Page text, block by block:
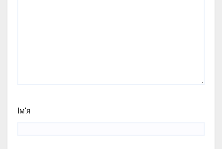
Ім'я